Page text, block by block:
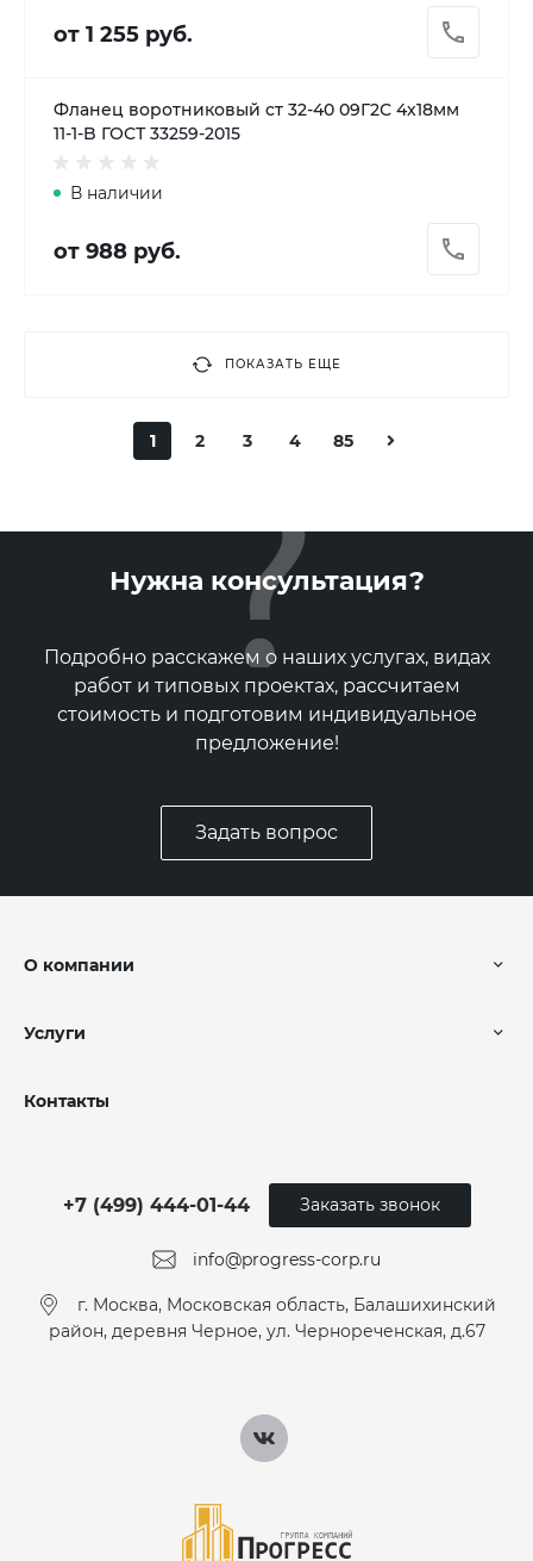
от 1 255 руб.
Фланец воротниковый ст 32-40 09Г2С 4х18мм
11-1-B ГОСТ 33259-2015
В наличии
от 988 руб.
ПОКАЗАТЬ ЕЩЕ
1 2 3 4 85
Нужна консультация?
Подробно расскажем о наших услугах, видах
работ и типовых проектах, рассчитаем
стоимость и подготовим индивидуальное
предложение!
Задать вопрос
О компании
Услуги
Контакты
info@progress-corp.ru
+7 (499) 444-01-44
г. Москва, Московская область, Балашихинский
район, деревня Черное, ул. Чернореченская, д.67
Заказать звонок